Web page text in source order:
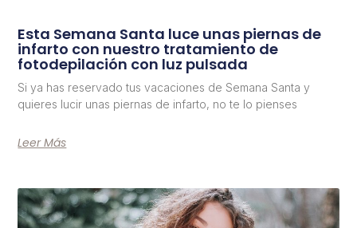
Esta Semana Santa luce unas piernas de
infarto con nuestro tratamiento de
fotodepilación con luz pulsada
Si ya has reservado tus vacaciones de Semana Santa y
quieres lucir unas piernas de infarto, no te lo pienses
Leer Más